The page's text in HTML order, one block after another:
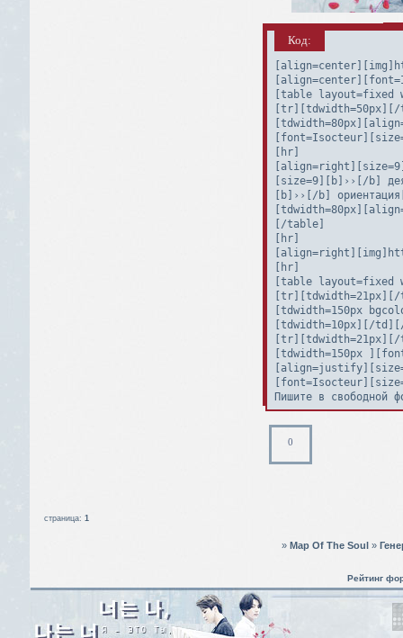
Код:
[table layout=fixed
[hr]
[size=9][b]››[/b]
[b]››[/b]
[/table]
[hr]
[hr]
[table layout=fixed
[tdwidth=150px
[tdwidth=10px][/
[tdwidth=150px
Пишите в свободной
Не забывай тот факт,
Заполняется по
[tdwidth=150px
С тобой можно
Для второго и т.д.
[/td]
0
страница: 1
» Map Of The Soul »
Рейтинг